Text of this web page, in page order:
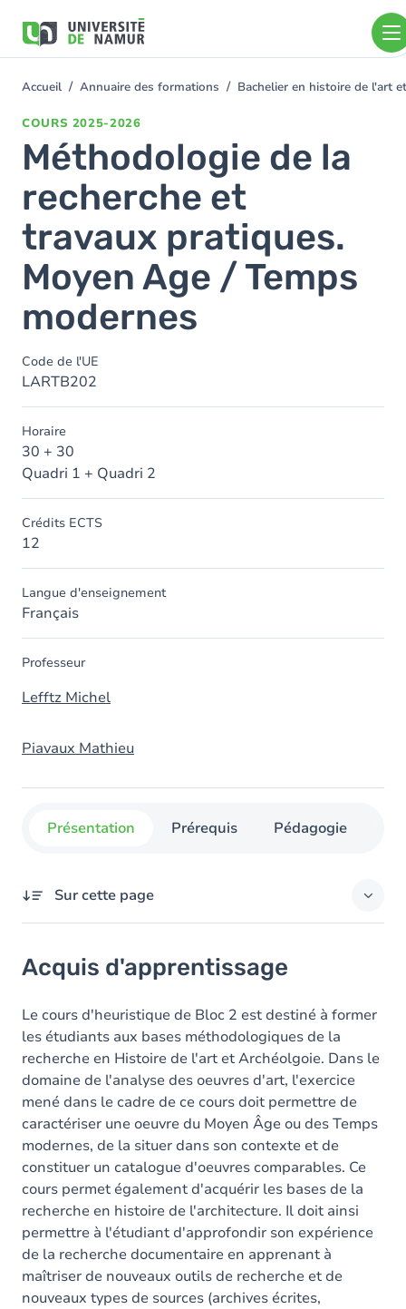
contenu
You
Accueil Annuaire des formations Bachelier en histoire de l'art
COURS 2025-2026
Méthodologie de la
recherche et
travaux pratiques.
Moyen Age / Temps
modernes
Code de l'UE
LARTB202
Horaire
30 + 30
Quadri 1 + Quadri 2
Crédits ECTS
12
Langue d'enseignement
Français
Professeur
Lefftz Michel
Piavaux Mathieu
Présentation Prérequis Pédagogie
Sur cette page
Contenu
Exercices
Acquis d'apprentissage
Le cours d'heuristique de Bloc 2 est destiné à former
les étudiants aux bases méthodologiques de la
recherche en Histoire de l'art et Archéolgoie. Dans le
domaine de l'analyse des oeuvres d'art, l'exercice
mené dans le cadre de ce cours doit permettre de
caractériser une oeuvre du Moyen Âge ou des Temps
modernes, de la situer dans son contexte et de
constituer un catalogue d'oeuvres comparables. Ce
cours permet également d'acquérir les bases de la
recherche en histoire de l'architecture. Il doit ainsi
permettre à l'étudiant d'approfondir son expérience
de la recherche documentaire en apprenant à
maîtriser de nouveaux outils de recherche et de
nouveaux types de sources (archives écrites,